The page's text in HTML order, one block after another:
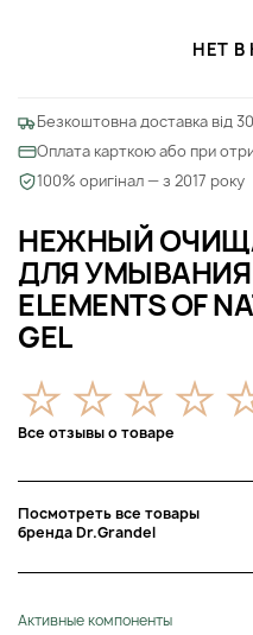
НЕЖНЫЙ
ДЛЯ УМЫВАНИЯ
ELEMENTS OF
GEL
Все отзывы о товаре
Посмотреть все товары
бренда Dr.Grandel
Активные компоненты
НЕТ В
Безкоштовна доставка від
Оплата карткою або при
100% оригінал — з 2017 року